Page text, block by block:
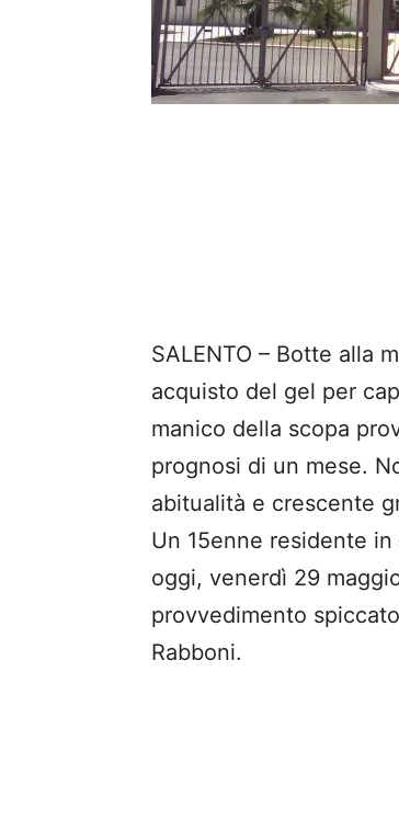
SALENTO – Botte alla
acquisto del gel per
manico della scopa
prognosi di un mese.
abitualità e crescente
Un 15enne residente
oggi, venerdì 29
provvedimento
Rabboni.